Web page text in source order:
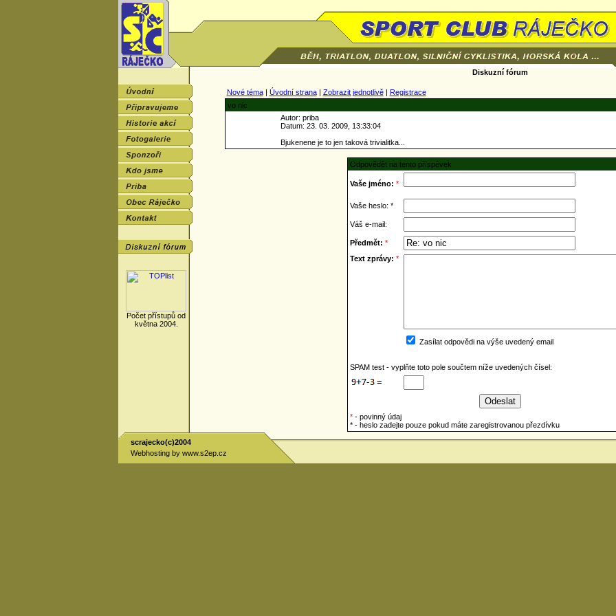
Počet přístupů od
května 2004.
Diskuzní fórum
Nové téma| Úvodní strana| Zobrazit jednotlivě| Registrace
vo nic
Autor: priba
Datum: 23. 03. 2009, 13:33:04
Bjukenene je to jen taková trivialitka...
Odpovědět na tento příspěvek
Vaše jméno: *
Vaše heslo: *
Váš e-mail:
Předmět: *
Text zprávy: *
Zasílat odpovědi na výše uvedený email
SPAM test - vyplňte toto pole součtem níže uvedených čísel:
*- povinný údaj
* - heslo zadejte pouze pokud máte zaregistrovanou přezdívku
scrajecko(c)2004
Webhosting by www.s2ep.cz